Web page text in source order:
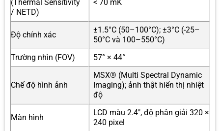
(Thermal Sensitivity
/ NETD)
< 70 mK
Độ chính xác
±1.5°C (50–100°C); ±3°C (-25–
50°C và 100–550°C)
Trường nhìn (FOV)
57° × 44°
Chế độ hình ảnh
MSX® (Multi Spectral Dynamic
Imaging); ảnh thật hiển thị nhiệt
độ
Màn hình
LCD màu 2.4″, độ phân giải 320 ×
240 pixel